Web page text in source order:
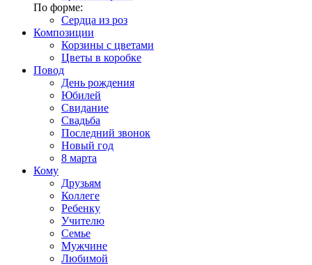
По форме:
Сердца из роз
Композиции
Корзины с цветами
Цветы в коробке
Повод
День рождения
Юбилей
Свидание
Свадьба
Последний звонок
Новый год
8 марта
Кому
Друзьям
Коллеге
Ребенку
Учителю
Семье
Мужчине
Любимой